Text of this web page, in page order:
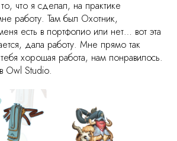
что я сделал, на практике
работу. Там был Охотник,
есть в портфолио или нет… вот эта
дала работу. Мне прямо так
хорошая работа, нам понравилось.
Owl Studio.